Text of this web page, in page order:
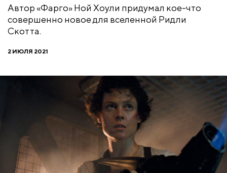
Автор «Фарго» Ной Хоули придумал кое-что
совершенно новое для вселенной Ридли
Скотта.
2 ИЮЛЯ 2021